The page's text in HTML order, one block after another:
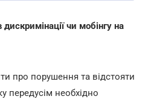
чи мобінгу на
про порушення та відстояти
передусім необхідно